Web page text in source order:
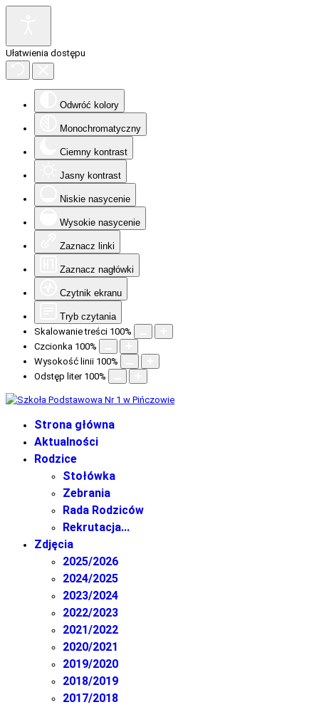
Ułatwienia dostępu
Odwróć kolory
Monochromatyczny
Ciemny kontrast
Jasny kontrast
Niskie nasycenie
Wysokie nasycenie
Zaznacz linki
Zaznacz nagłówki
Czytnik ekranu
Tryb czytania
Skalowanie treści 100%
Czcionka 100%
Wysokość linii 100%
Odstęp liter 100%
Strona główna
Aktualności
Rodzice
Stołówka
Zebrania
Rada Rodziców
Rekrutacja...
Zdjęcia
2025/2026
2024/2025
2023/2024
2022/2023
2021/2022
2020/2021
2019/2020
2018/2019
2017/2018